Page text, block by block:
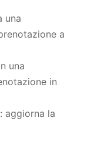
una
a
una
in
aggiorna la